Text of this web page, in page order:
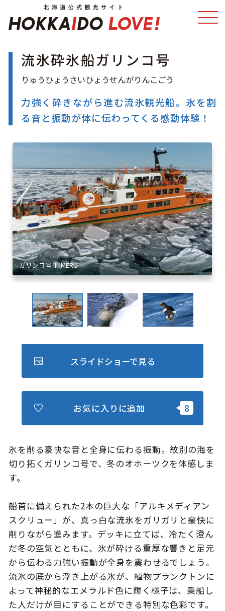
スポット・体験
温泉 イベント
モデルコース エリアガイド
旅の予約
アクセス
キュンちゃんオンラインショップ
北海道はやわかり
旅のテーマで探す
7つの国立公園
さっぽろ圏e旅ギフト
このサイトについて 観光資料
動画ライブラリー フォトライブラリー
お問い合わせ
Languages
流氷砕氷船ガリンコ号
力強く砕きながら進む流氷観光船。氷を割
る音と振動が体に伝わってくる感動体験！
氷を削る豪快な音と全身に伝わる振動。紋別の海を
切り拓くガリンコ号で、冬のオホーツクを体感しま
す。
船首に備えられた2本の巨大な「アルキメディアン
スクリュー」が、真っ白な流氷をガリガリと豪快に
削りながら進みます。デッキに立てば、冷たく澄ん
だ冬の空気とともに、氷が砕ける重厚な響きと足元
から伝わる力強い振動が全身を震わせるでしょう。
流氷の底から浮き上がる氷が、植物プランクトンに
よって神秘的なエメラルド色に輝く様子は、乗船し
た人だけが目にすることができる特別な色彩です。
スライドショーで見る
お気に入りに追加